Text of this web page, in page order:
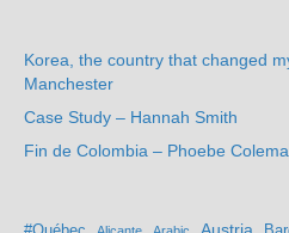
Korea, the country that changed
Manchester
Case Study – Hannah Smith
Fin de Colombia – Phoebe